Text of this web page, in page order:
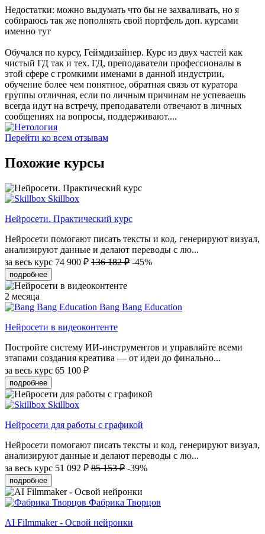
Недостатки: можно выдумать что бы не захваливать, но я
собираюсь так же пополнять свой портфель доп. курсами
именно тут
Обучался по курсу, Геймдизайнер. Курс из двух частей как
чистый ГД так и тех. ГД, преподаватели профессионалы в
этой сфере с громкими именами в данной индустрии,
обучение более чем понятное, обратная связь от куратора
группы отличная, если по личным причинам не успеваешь
всегда идут на встречу, преподаватели отвечают в личных
сообщениях на вопросы, поддерживают....
Перейти ко всем отзывам
Похожие курсы
Skillbox
Нейросети. Практический курс
Нейросети помогают писать тексты и код, генерируют визуал,
анализируют данные и делают переводы с лю...
за весь курс 74 900 ₽ 136 182 ₽ -45%
подробнее
2 месяца
Bang Bang Education
Нейросети в видеоконтенте
Постройте систему ИИ-инструментов и управляйте всеми
этапами создания креатива — от идеи до финально...
за весь курс 65 100 ₽
подробнее
Skillbox
Нейросети для работы с графикой
Нейросети помогают писать тексты и код, генерируют визуал,
анализируют данные и делают переводы с лю...
за весь курс 51 092 ₽ 85 153 ₽ -39%
подробнее
Фабрика Творцов
AI Filmmaker - Освой нейронки